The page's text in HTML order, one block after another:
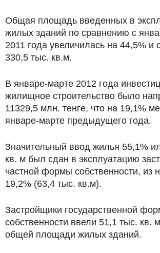
Общая площадь введенных в
жилых зданий по сравнению с
2011 года увеличилась на 44,5% и
330,5 тыс. кв.м.
В январе-марте 2012 года
жилищное строительство было
11329,5 млн. тенге, что на 19,1%
январе-марте предыдущего года.
Значительный ввод жилья 55,1%
кв. м был сдан в эксплуатацию
частной формы собственности, из
19,2% (63,4 тыс. кв.м).
Застройщики государственной
собственности ввели 51,1 тыс. кв.
общей площади жилых зданий.